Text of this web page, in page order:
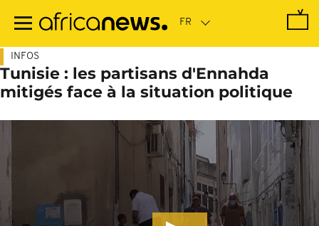
contenu
INFOS
Tunisie : les partisans d'Ennahda
mitigés face à la situation politique